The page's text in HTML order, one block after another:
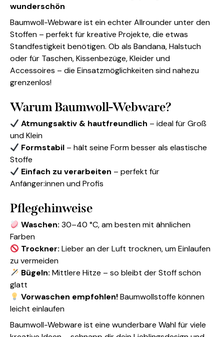
wunderschön
Baumwoll-Webware ist ein echter Allrounder unter den
Stoffen – perfekt für kreative Projekte, die etwas
Standfestigkeit benötigen. Ob als Bandana, Halstuch
oder für Taschen, Kissenbezüge, Kleider und
Accessoires – die Einsatzmöglichkeiten sind nahezu
grenzenlos!
Warum Baumwoll-Webware?
Atmungsaktiv & hautfreundlich – ideal für Groß
und Klein
Formstabil – hält seine Form besser als elastische
Stoffe
Einfach zu verarbeiten – perfekt für
Anfänger:innen und Profis
Pflegehinweise
Waschen: 30–40 °C, am besten mit ähnlichen
Farben
Trockner: Lieber an der Luft trocknen, um Einlaufen
zu vermeiden
Bügeln: Mittlere Hitze – so bleibt der Stoff schön
glatt
Vorwaschen empfohlen!Baumwollstoffe können
leicht einlaufen
Baumwoll-Webware ist eine wunderbare Wahl für viele